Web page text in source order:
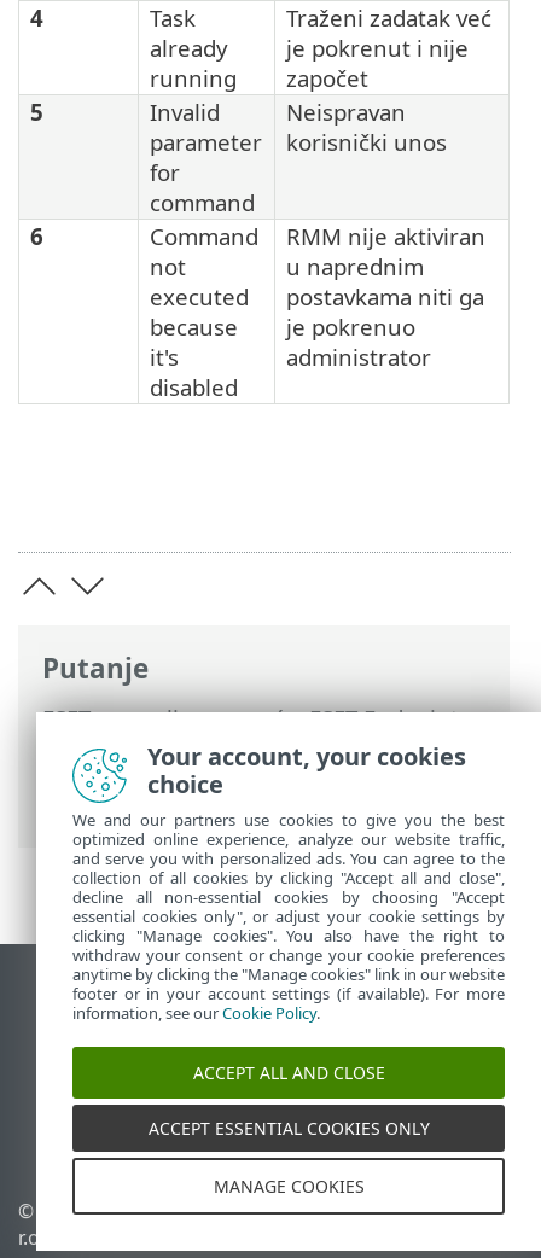
Putanje
ESET-ova online pomoć>ESET Endpoint
Security
>Napredno podešavanje>
Daljinsko praćenje i upravljanje
naredbeni redak
4
Task
already
running
Traženi zadatak već
je pokrenut i nije
započet
5
Invalid
parameter
for
command
Neispravan
korisnički unos
6
Command
not
executed
because
it's
disabled
RMM nije aktiviran
u naprednim
postavkama niti ga
je pokrenuo
administrator
Prikaži stranicu za radnu površinu
End of Life
ESET-ova baza znanja
ESET Status Portal
Regionalna podrška
© 1992 - 2026 ESET, spol. s
r.o. – Sva prava pridržana.
Upravljanje kolačićima
Your account, your cookies
choice
We and our partners use cookies to give you the best
optimized online experience, analyze our website traffic,
and serve you with personalized ads. You can agree to the
collection of all cookies by clicking "Accept all and close",
decline all non-essential cookies by choosing "Accept
essential cookies only", or adjust your cookie settings by
clicking "Manage cookies". You also have the right to
withdraw your consent or change your cookie preferences
anytime by clicking the "Manage cookies" link in our website
footer or in your account settings (if available). For more
information, see ourCookie Policy.
ACCEPT ALL AND CLOSE
ACCEPT ESSENTIAL COOKIES ONLY
MANAGE COOKIES